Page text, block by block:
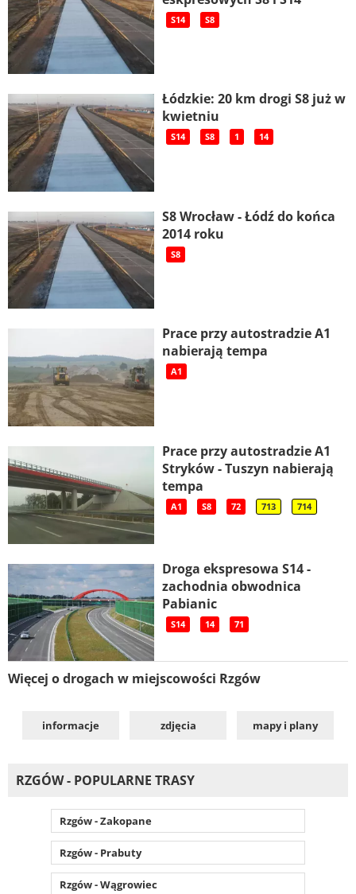
S14 S8
Łódzkie: 20 km drogi S8 już w
kwietniu
S14 S8 1 14
S8 Wrocław - Łódź do końca
2014 roku
S8
Prace przy autostradzie A1
nabierają tempa
A1
Prace przy autostradzie A1
Stryków - Tuszyn nabierają
tempa
A1 S8 72 713 714
Droga ekspresowa S14 -
zachodnia obwodnica
Pabianic
S14 14 71
Więcej o drogach w miejscowości Rzgów
informacje zdjęcia mapy i plany
RZGÓW - POPULARNE TRASY
Rzgów - Zakopane
Rzgów - Prabuty
Rzgów - Wągrowiec